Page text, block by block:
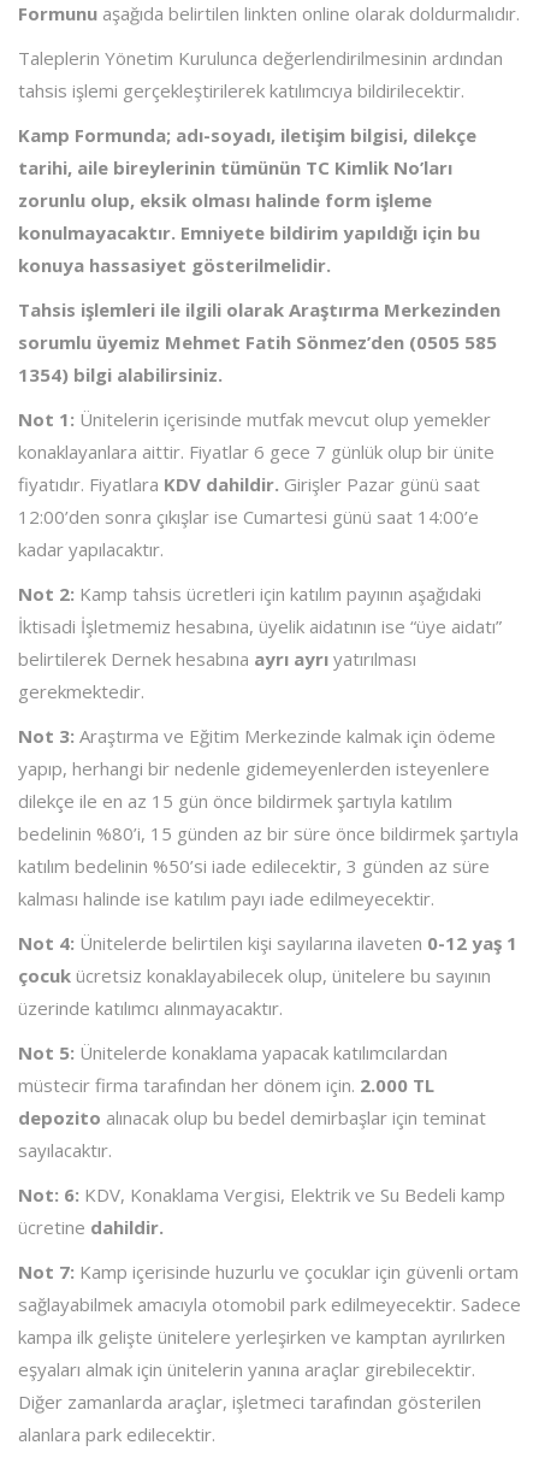
Formunu aşağıda belirtilen linkten online olarak doldurmalıdır.
Taleplerin Yönetim Kurulunca değerlendirilmesinin ardından
tahsis işlemi gerçekleştirilerek katılımcıya bildirilecektir.
Kamp Formunda; adı-soyadı, iletişim bilgisi, dilekçe
tarihi, aile bireylerinin tümünün TC Kimlik No’ları
zorunlu olup, eksik olması halinde form işleme
konulmayacaktır. Emniyete bildirim yapıldığı için bu
konuya hassasiyet gösterilmelidir.
Tahsis işlemleri ile ilgili olarak Araştırma Merkezinden
sorumlu üyemiz Mehmet Fatih Sönmez’den (0505 585
1354) bilgi alabilirsiniz.
Not 1: Ünitelerin içerisinde mutfak mevcut olup yemekler
konaklayanlara aittir. Fiyatlar 6 gece 7 günlük olup bir ünite
fiyatıdır. Fiyatlara KDV dahildir. Girişler Pazar günü saat
12:00’den sonra çıkışlar ise Cumartesi günü saat 14:00’e
kadar yapılacaktır.
Not 2: Kamp tahsis ücretleri için katılım payının aşağıdaki
İktisadi İşletmemiz hesabına, üyelik aidatının ise “üye aidatı”
belirtilerek Dernek hesabına ayrı ayrı yatırılması
gerekmektedir.
Not 3: Araştırma ve Eğitim Merkezinde kalmak için ödeme
yapıp, herhangi bir nedenle gidemeyenlerden isteyenlere
dilekçe ile en az 15 gün önce bildirmek şartıyla katılım
bedelinin %80’i, 15 günden az bir süre önce bildirmek şartıyla
katılım bedelinin %50’si iade edilecektir, 3 günden az süre
kalması halinde ise katılım payı iade edilmeyecektir.
Not 4: Ünitelerde belirtilen kişi sayılarına ilaveten 0-12 yaş 1
çocuk ücretsiz konaklayabilecek olup, ünitelere bu sayının
üzerinde katılımcı alınmayacaktır.
Not 5: Ünitelerde konaklama yapacak katılımcılardan
müstecir firma tarafından her dönem için. 2.000 TL
depozito alınacak olup bu bedel demirbaşlar için teminat
sayılacaktır.
Not: 6: KDV, Konaklama Vergisi, Elektrik ve Su Bedeli kamp
ücretine dahildir.
Not 7: Kamp içerisinde huzurlu ve çocuklar için güvenli ortam
sağlayabilmek amacıyla otomobil park edilmeyecektir. Sadece
kampa ilk gelişte ünitelere yerleşirken ve kamptan ayrılırken
eşyaları almak için ünitelerin yanına araçlar girebilecektir.
Diğer zamanlarda araçlar, işletmeci tarafından gösterilen
alanlara park edilecektir.